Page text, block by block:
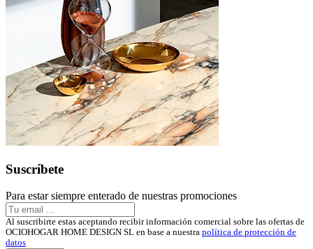
Suscríbete
Para estar siempre enterado de nuestras promociones
Al suscribirte estas aceptando recibir información comercial sobre las ofertas de
OCIOHOGAR HOME DESIGN SL en base a nuestra política de protección de
datos